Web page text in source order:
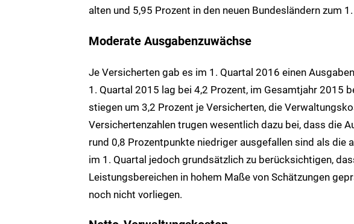
alten und 5,95 Prozent in den neuen Bundesländern zum
Moderate Ausgabenzuwächse
Je Versicherten gab es im 1. Quartal 2016 einen
1. Quartal 2015 lag bei 4,2 Prozent, im Gesamtjahr 2015
stiegen um 3,2 Prozent je Versicherten, die
Versichertenzahlen trugen wesentlich dazu bei, dass die
rund 0,8 Prozentpunkte niedriger ausgefallen sind als die
im 1. Quartal jedoch grundsätzlich zu berücksichtigen,
Leistungsbereichen in hohem Maße von Schätzungen
noch nicht vorliegen.